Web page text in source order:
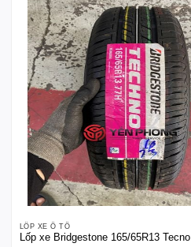
LỐP XE Ô TÔ
Lốp xe Bridgestone 165/65R13 Tecno